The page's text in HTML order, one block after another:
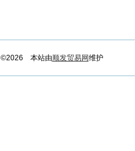
©2026 本站由顺发贸易网维护